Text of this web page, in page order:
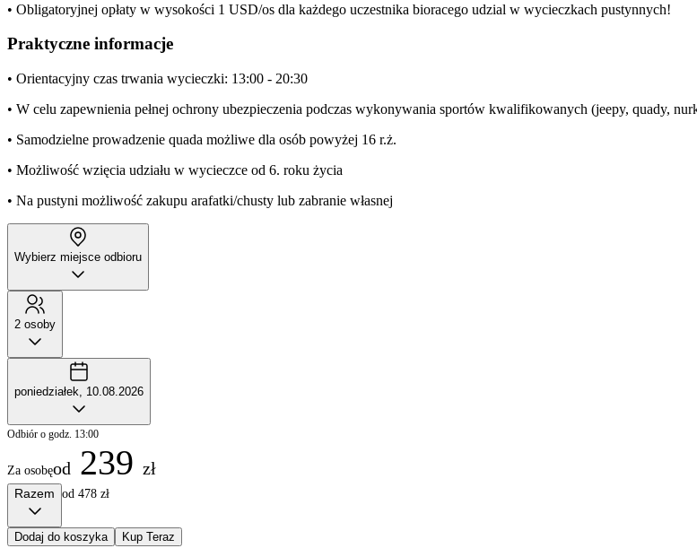
• Obligatoryjnej opłaty w wysokości 1 USD/os dla każdego uczestnika bioracego udzial w wycieczkach pustynnych!
Praktyczne informacje
• Orientacyjny czas trwania wycieczki: 13:00 - 20:30
• W celu zapewnienia pełnej ochrony ubezpieczenia podczas wykonywania sportów kwalifikowanych (jeepy, quady,
• Samodzielne prowadzenie quada możliwe dla osób powyżej 16 r.ż.
• Możliwość wzięcia udziału w wycieczce od 6. roku życia
• Na pustyni możliwość zakupu arafatki/chusty lub zabranie własnej
Wybierz miejsce odbioru
2 osoby
poniedziałek, 10.08.2026
Odbiór o godz. 13:00
Za osobęod 239 zł
Razem od 478 zł
Dodaj do koszyka Kup Teraz